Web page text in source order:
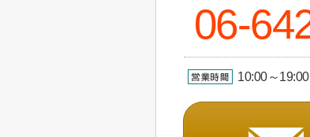
06-
10:00～